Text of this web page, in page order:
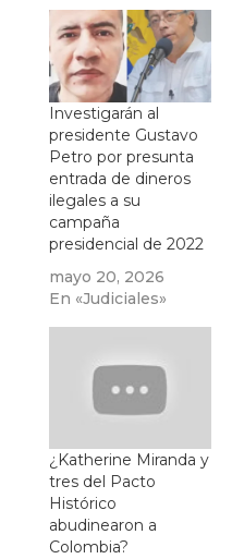
Investigarán al
presidente Gustavo
Petro por presunta
entrada de dineros
ilegales a su
campaña
presidencial de 2022
mayo 20, 2026
En «Judiciales»
¿Katherine Miranda y
tres del Pacto
Histórico
abudinearon a
Colombia?